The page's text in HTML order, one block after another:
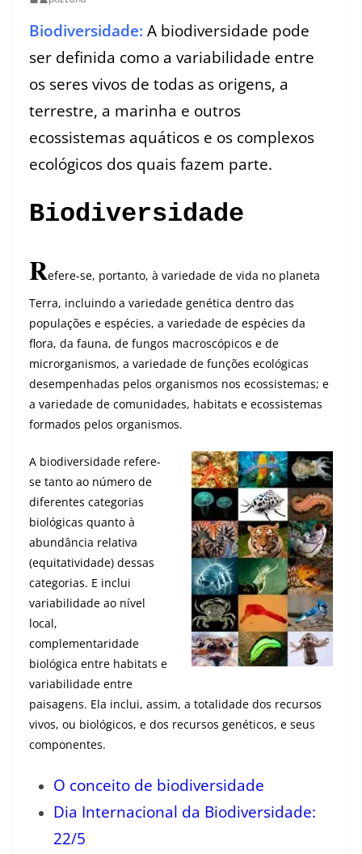
Biodiversidade: A biodiversidade pode
ser definida como a variabilidade entre
os seres vivos de todas as origens, a
terrestre, a marinha e outros
ecossistemas aquáticos e os complexos
ecológicos dos quais fazem parte.
Biodiversidade
Refere-se, portanto, à variedade de vida no planeta
Terra, incluindo a variedade genética dentro das
populações e espécies, a variedade de espécies da
flora, da fauna, de fungos macroscópicos e de
microrganismos, a variedade de funções ecológicas
desempenhadas pelos organismos nos ecossistemas; e
a variedade de comunidades, habitats e ecossistemas
formados pelos organismos.
A biodiversidade refere-
se tanto ao número de
diferentes categorias
biológicas quanto à
abundância relativa
(equitatividade) dessas
categorias. E inclui
variabilidade ao nível
local,
complementaridade
biológica entre habitats e
variabilidade entre
paisagens. Ela inclui, assim, a totalidade dos recursos
vivos, ou biológicos, e dos recursos genéticos, e seus
componentes.
O conceito de biodiversidade
Dia Internacional da Biodiversidade:
22/5